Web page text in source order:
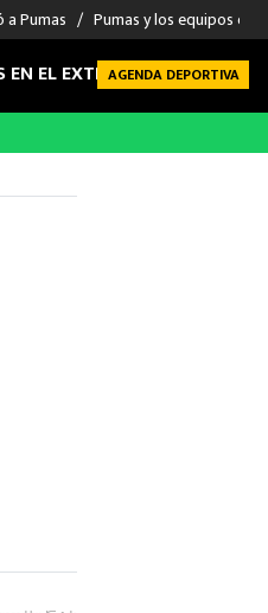
Pumas Pumas y los equipos
EL EXTRANJERO FUTBOL
AGENDA DEPORTIVA